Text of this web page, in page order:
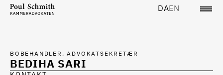
DAEN
BEDIHA SARI
BOBEHANDLER, ADVOKATSEKRETÆR